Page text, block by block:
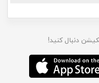
دنبال کنید!